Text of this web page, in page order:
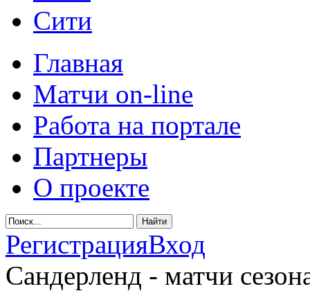
Главная
Матчи on-line
Работа на портале
Партнеры
О проекте
РегистрацияВход
Сандерленд - матчи